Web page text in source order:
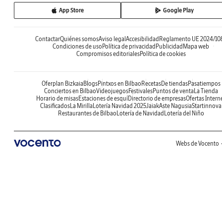
App Store Google Play
ContactarQuiénes somosAviso legal Accesibilidad Reglamento UE 2024/
Condiciones de uso Política de privacidad Publicidad Mapa web
Compromisos editorialesPolítica de cookies
Oferplan Bizkaia BlogsPintxos en Bilbao RecetasDe tiendasPasatiempos
Conciertos en BilbaoVideojuegosFestivalesPuntos de venta La Tienda
Horario de misasEstaciones de esquíDirectorio de empresasOfertas
Clasificados La Mirilla Lotería Navidad 2025JaiakAste NagusiaStartinnova
Restaurantes de Bilbao Lotería de Navidad Lotería del Niño
Webs de Vocento